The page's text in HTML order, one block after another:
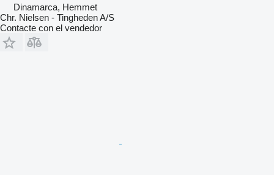
Dinamarca, Hemmet
Chr. Nielsen - Tingheden A/S
Contacte con el vendedor